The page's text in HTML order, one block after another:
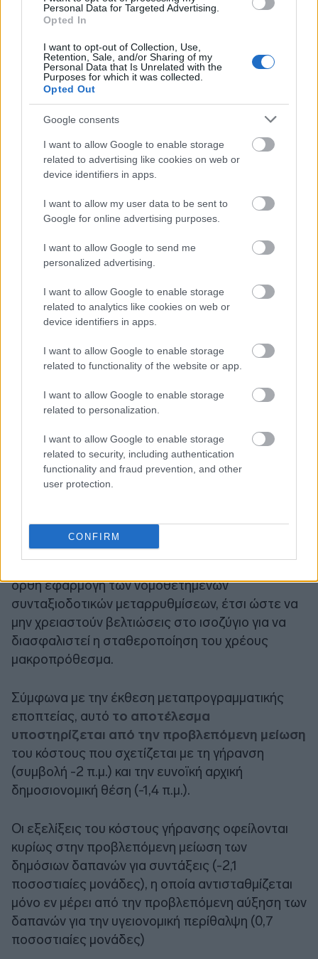
Personal Data for Targeted Advertising.
Opted In
I want to opt-out of Collection, Use,
Retention, Sale, and/or Sharing of my
Personal Data that Is Unrelated with the
Purposes for which it was collected.
Opted Out
Google consents
I want to allow Google to enable storage
related to advertising like cookies on web or
device identifiers in apps.
I want to allow my user data to be sent to
Google for online advertising purposes.
I want to allow Google to send me
personalized advertising.
I want to allow Google to enable storage
related to analytics like cookies on web or
device identifiers in apps.
I want to allow Google to enable storage
related to functionality of the website or app.
I want to allow Google to enable storage
related to personalization.
I want to allow Google to enable storage
related to security, including authentication
functionality and fraud prevention, and other
user protection.
CONFIRM
δημοσιονομική θέση και στην προβλεπόμενη
Ως εκ τούτου, αυτά τα αποτελέσματα εξαρτώνται
από τηδιατήρηση πρωτογενών
ορθή εφαρμογή των νομοθετημένων
συνταξιοδοτικών μεταρρυθμίσεων, έτσι ώστε να
μην χρειαστούν βελτιώσεις στο ισοζύγιο για να
διασφαλιστεί η σταθεροποίηση του χρέους
μακροπρόθεσμα.
Σύμφωνα με την έκθεση μεταπρογραμματικής
εποπτείας, αυτό το αποτέλεσμα
υποστηρίζεται από την προβλεπόμενη μείωση
του κόστους που σχετίζεται με τη γήρανση
(συμβολή -2 π.μ.) και την ευνοϊκή αρχική
δημοσιονομική θέση (-1,4 π.μ.).
Οι εξελίξεις του κόστους γήρανσης οφείλονται
κυρίως στην προβλεπόμενη μείωση των
δημόσιων δαπανών για συντάξεις (-2,1
ποσοστιαίες μονάδες), η οποία αντισταθμίζεται
μόνο εν μέρει από την προβλεπόμενη αύξηση των
δαπανών για την υγειονομική περίθαλψη (0,7
ποσοστιαίες μονάδες)